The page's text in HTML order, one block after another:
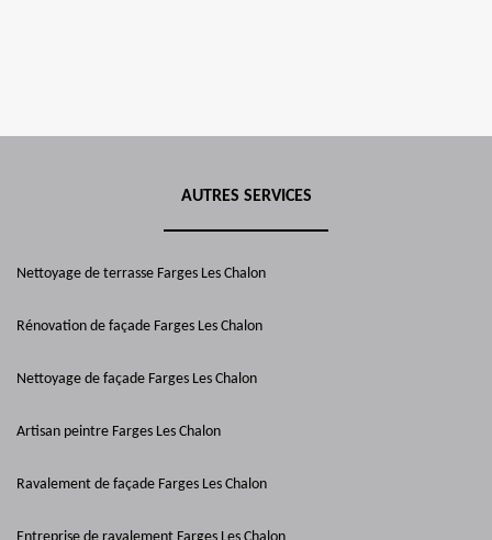
AUTRES SERVICES
Nettoyage de terrasse Farges Les Chalon
Rénovation de façade Farges Les Chalon
Nettoyage de façade Farges Les Chalon
Artisan peintre Farges Les Chalon
Ravalement de façade Farges Les Chalon